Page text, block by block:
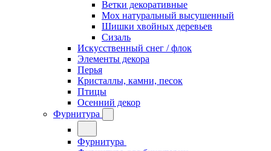
Ветки декоративные
Мох натуральный высушенный
Шишки хвойных деревьев
Сизаль
Искусственный снег / флок
Элементы декора
Перья
Кристаллы, камни, песок
Птицы
Осенний декор
Фурнитура
Фурнитура